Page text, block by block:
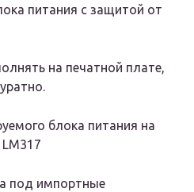
питания с защитой от
на печатной плате,
блока питания на
под импортные